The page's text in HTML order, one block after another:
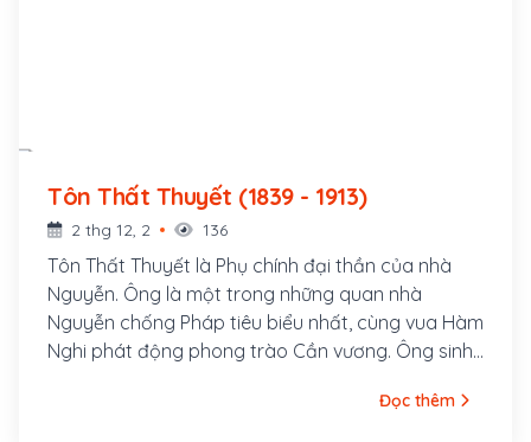
Tôn Thất Thuyết (1839 - 1913)
2 thg 12, 2 136
Tôn Thất Thuyết là Phụ chính đại thần của nhà
Nguyễn. Ông là một trong những quan nhà
Nguyễn chống Pháp tiêu biểu nhất, cùng vua Hàm
Nghi phát động phong trào Cần vương. Ông sinh
1839 tại làng Phú Mộng, bên bờ sông Bạch Yến
Đọc thêm